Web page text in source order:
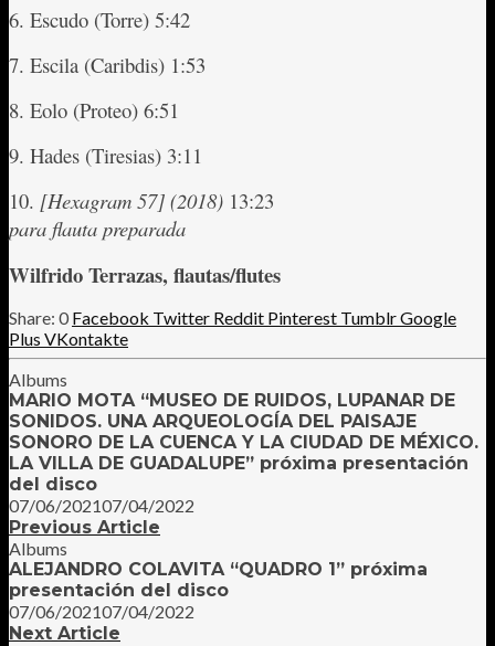
6. Escudo (Torre) 5:42
7. Escila (Caribdis) 1:53
8. Eolo (Proteo) 6:51
9. Hades (Tiresias) 3:11
10. [Hexagram 57] (2018) 13:23
para flauta preparada
Wilfrido Terrazas, flautas/flutes
0 Facebook Twitter Reddit Pinterest TumblrGoogle
Plus VKontakte
Albums
MARIO MOTA “MUSEO DE RUIDOS, LUPANAR DE
SONIDOS. UNA ARQUEOLOGÍA DEL PAISAJE
SONORO DE LA CUENCA Y LA CIUDAD DE MÉXICO.
LA VILLA DE GUADALUPE” próxima presentación
del disco
07/06/202107/04/2022
Previous Article
Albums
ALEJANDRO COLAVITA “QUADRO 1” próxima
presentación del disco
07/06/202107/04/2022
Next Article